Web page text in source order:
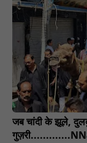
जब चांदी के झूले,